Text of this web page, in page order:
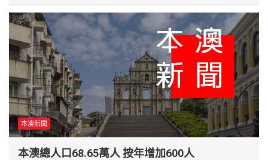
本澳新聞
本澳總人口68.65萬人 按年增加600人